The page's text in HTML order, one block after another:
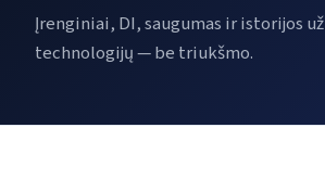
Įrenginiai, DI, saugumas ir istorijos už
technologijų — be triukšmo.